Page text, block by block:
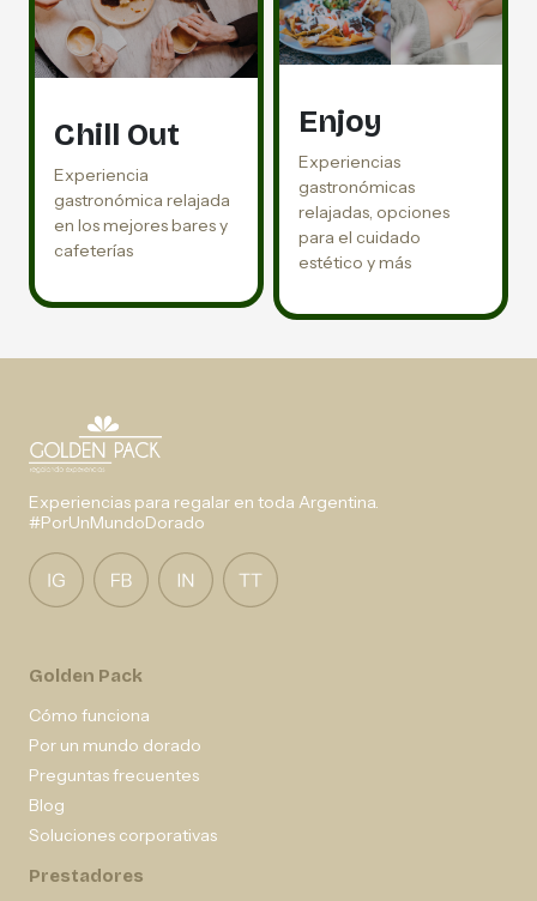
Chill Out
Experiencia
gastronómica relajada
en los mejores bares y
cafeterías
Enjoy
Experiencias
gastronómicas
relajadas, opciones
para el cuidado
estético y más
Experiencias para regalar en toda Argentina.
#PorUnMundoDorado
Golden Pack
Cómo funciona
Por un mundo dorado
Preguntas frecuentes
Blog
Soluciones corporativas
Prestadores